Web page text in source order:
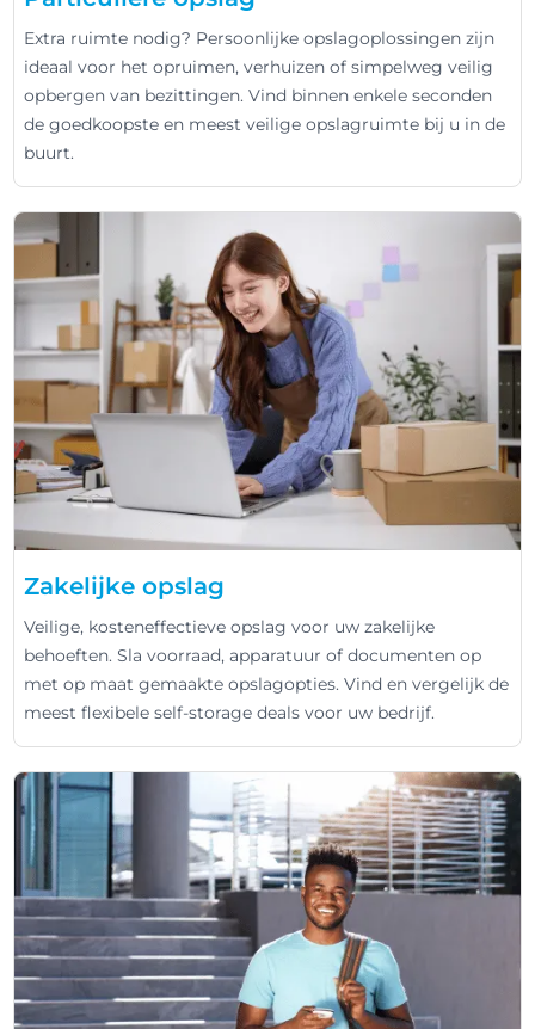
Extra ruimte nodig? Persoonlijke opslagoplossingen zijn
ideaal voor het opruimen, verhuizen of simpelweg veilig
opbergen van bezittingen. Vind binnen enkele seconden
de goedkoopste en meest veilige opslagruimte bij u in de
buurt.
Zakelijke opslag
Veilige, kosteneffectieve opslag voor uw zakelijke
behoeften. Sla voorraad, apparatuur of documenten op
met op maat gemaakte opslagopties. Vind en vergelijk de
meest flexibele self-storage deals voor uw bedrijf.